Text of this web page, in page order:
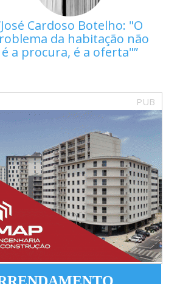
José Cardoso Botelho: "O
da habitação não
é a procura, é a oferta"
PUB